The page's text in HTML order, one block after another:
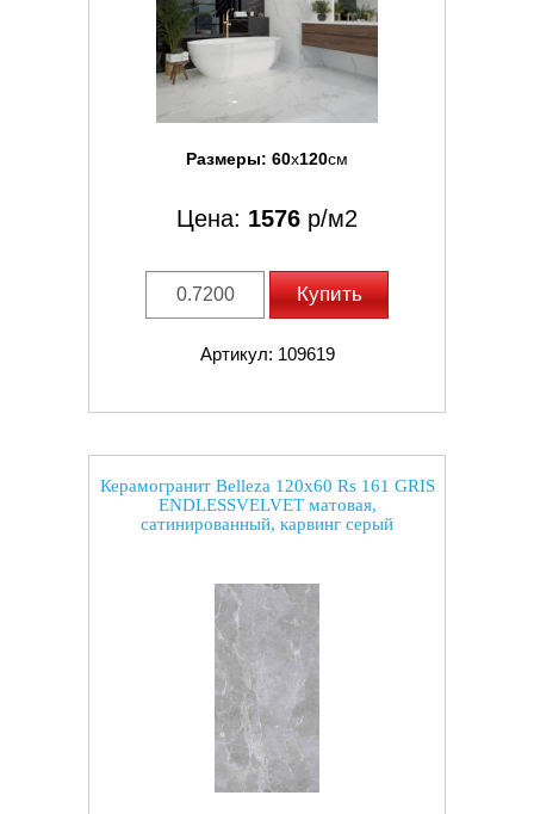
Размеры: 60x120см
Цена: 1576 р/м2
Купить
Артикул: 109619
Керамогранит Belleza 120x60 Rs 161 GRIS
ENDLESSVELVET матовая,
сатинированный, карвинг серый